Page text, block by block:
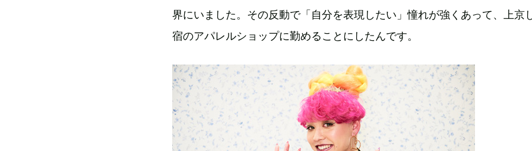
界にいました。その反動で「自分を表現したい」憧れが強くあって、上京
宿のアパレルショップに勤めることにしたんです。